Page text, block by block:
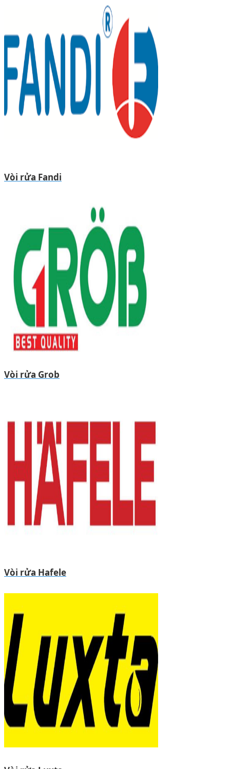
Vòi rửa Fandi
Vòi rửa Grob
Vòi rửa Hafele